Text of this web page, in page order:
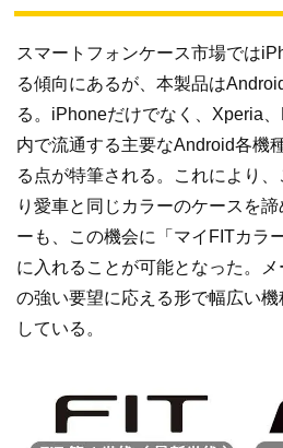
スマートフォンケース市場では
る傾向にあるが、本製品は
る。iPhoneだけでなく、Xperia
内で流通する主要なAndroid各機
る点が特筆される。これにより
り愛車と同じカラーのケースを
ーも、この機会に「マイFITカラ
に入れることが可能となった。
の強い要望に応える形で幅広い
している。